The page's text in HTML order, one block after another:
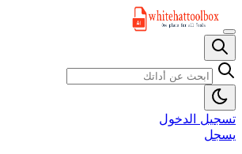
تسجيل الدخول
يسجل